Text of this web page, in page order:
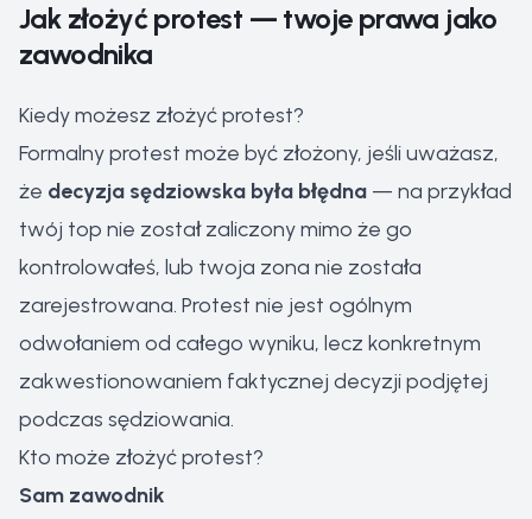
Jak złożyć protest — twoje prawa jako
zawodnika
Kiedy możesz złożyć protest?
Formalny protest może być złożony, jeśli uważasz,
że decyzja sędziowska była błędna — na przykład
twój top nie został zaliczony mimo że go
kontrolowałeś, lub twoja zona nie została
zarejestrowana. Protest nie jest ogólnym
odwołaniem od całego wyniku, lecz konkretnym
zakwestionowaniem faktycznej decyzji podjętej
podczas sędziowania.
Kto może złożyć protest?
Sam zawodnik